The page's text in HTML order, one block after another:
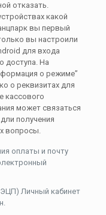
отказать.
какой
вы первый
вы настроили
для входа
доступа. На
о режиме”
о реквизитах для
кассового
может связаться
получения
вопросы.
оплаты и почту
Личный кабинет